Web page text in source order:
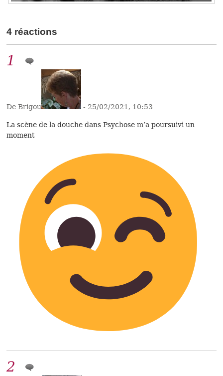
4 réactions
1
De Brigou - 25/02/2021, 10:53
La scène de la douche dans Psychose m’a poursuivi un
moment
2